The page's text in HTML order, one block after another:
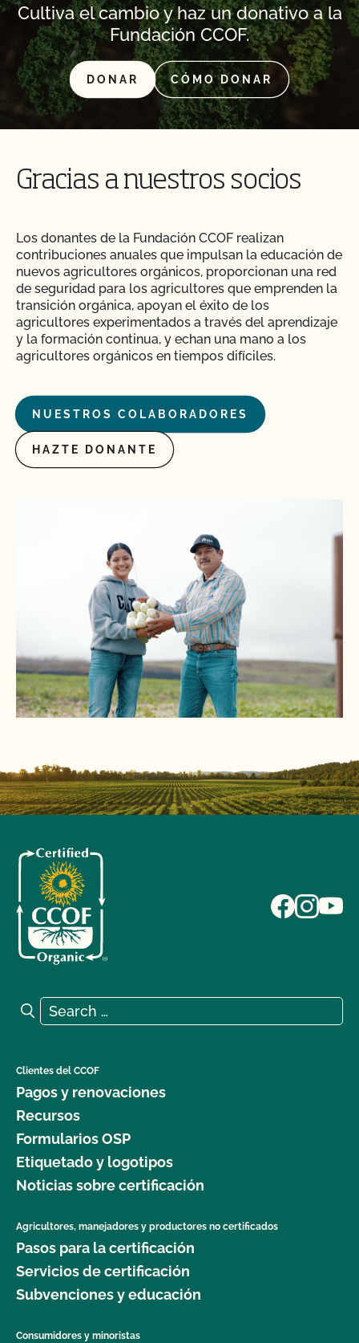
Cultiva el cambio y haz un donativo a la
Fundación CCOF.
DONAR CÓMO DONAR
Gracias a nuestros socios
Los donantes de la Fundación CCOF realizan
contribuciones anuales que impulsan la educación de
nuevos agricultores orgánicos, proporcionan una red
de seguridad para los agricultores que emprenden la
transición orgánica, apoyan el éxito de los
agricultores experimentados a través del aprendizaje
y la formación continua, y echan una mano a los
agricultores orgánicos en tiempos difíciles.
NUESTROS COLABORADORES
HAZTE DONANTE
Search for:
Search
Clientes del CCOF
Pagos y renovaciones
Recursos
Formularios OSP
Etiquetado y logotipos
Noticias sobre certificación
Agricultores, manejadores y productores no certificados
Pasos para la certificación
Servicios de certificación
Subvenciones y educación
Consumidores y minoristas